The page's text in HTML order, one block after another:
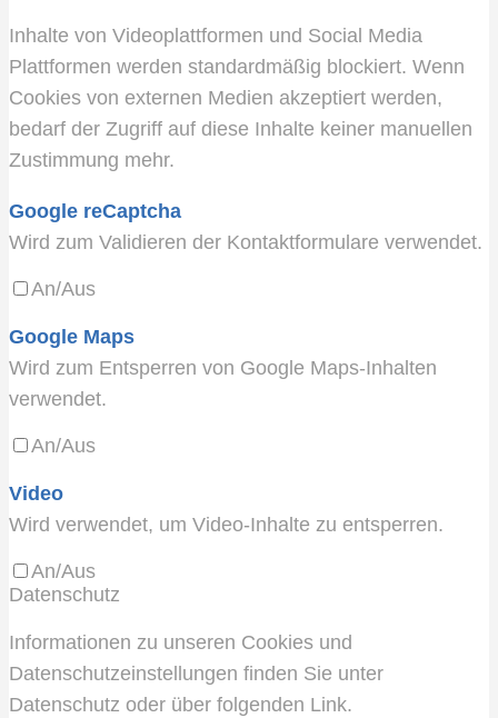
Inhalte von Videoplattformen und Social Media
Plattformen werden standardmäßig blockiert. Wenn
Cookies von externen Medien akzeptiert werden,
bedarf der Zugriff auf diese Inhalte keiner manuellen
Zustimmung mehr.
Google reCaptcha
Wird zum Validieren der Kontaktformulare verwendet.
An/Aus
Google Maps
Wird zum Entsperren von Google Maps-Inhalten
verwendet.
An/Aus
Video
Wird verwendet, um Video-Inhalte zu entsperren.
An/Aus
Datenschutz
Informationen zu unseren Cookies und
Datenschutzeinstellungen finden Sie unter
Datenschutz oder über folgenden Link.